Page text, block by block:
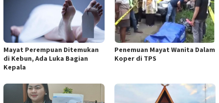
Mayat Perempuan Ditemukan
di Kebun, Ada Luka Bagian
Kepala
Penemuan Mayat Wanita Dalam
Koper di TPS